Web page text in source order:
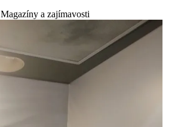
Magazíny a zajímavosti